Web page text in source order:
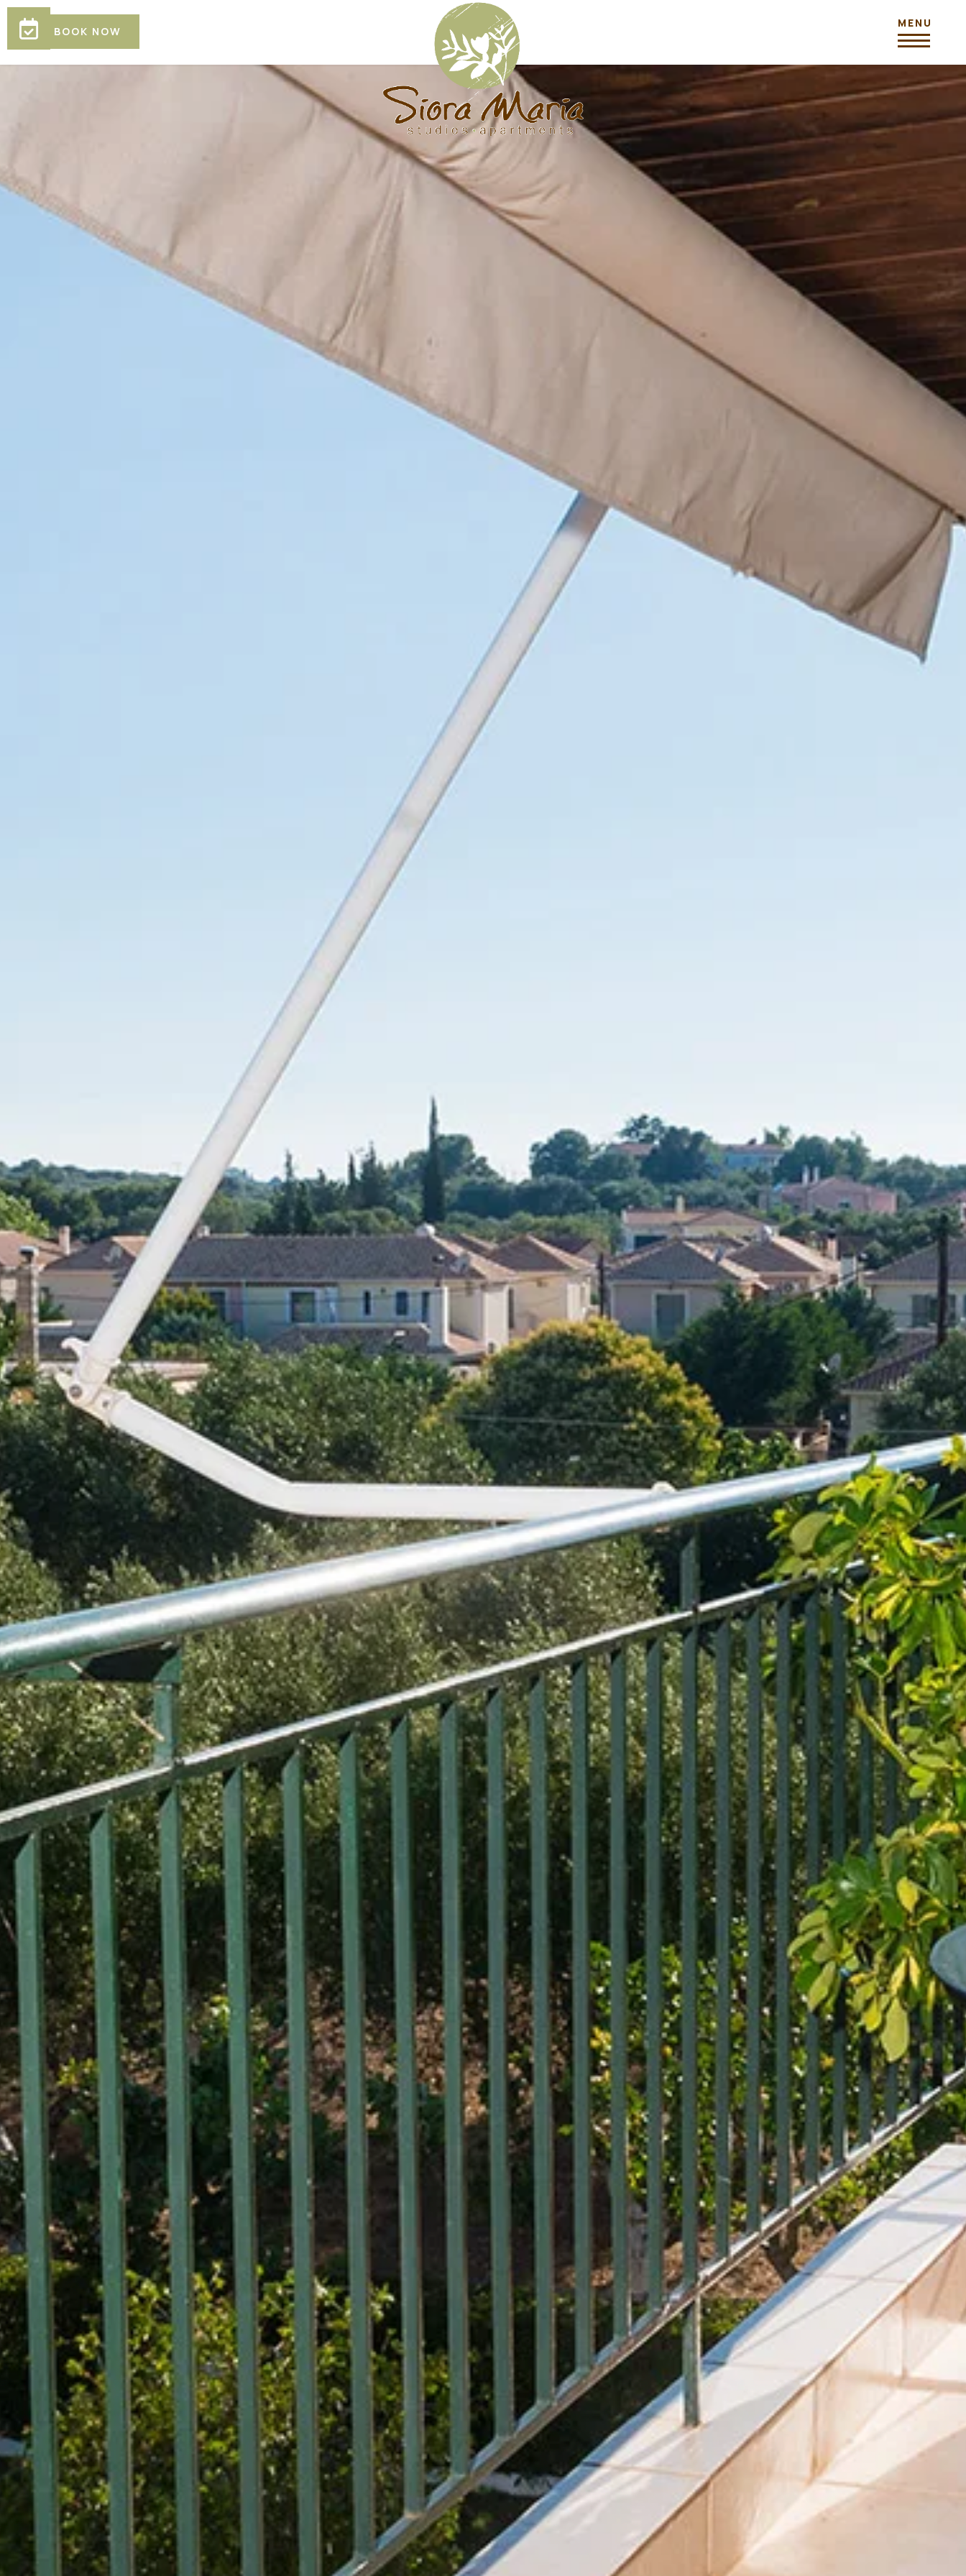
BOOK NOW
ALLOGGI
SERVIZI
CONTATTO
PHONE: 00302671069749
MOBILE: 0030 6938858624
EMAIL:info@sioramaria.com